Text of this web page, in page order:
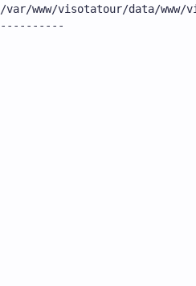
Обзорные экскурсии
/var/www/visotatour/data/